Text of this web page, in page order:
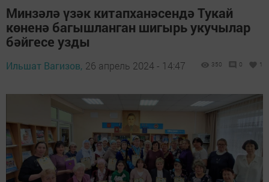
Минзәлә үзәк китапханәсендә Тукай
көненә багышланган шигырь укучылар
бәйгесе узды
Ильшат Вагизов, 26 апрель 2024 - 14:47 350 0 1